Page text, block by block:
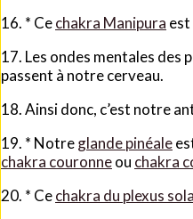
16. * Cechakra Manipura
17. Les ondes mentales des
passent à notre cerveau.
18. Ainsi donc, c’est notre
19. * Notreglande pinéale
chakra couronneou chakra
20. * Cechakra du plexus